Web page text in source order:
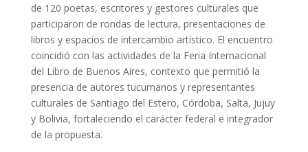
de 120 poetas, escritores y gestores culturales que
participaron de rondas de lectura, presentaciones de
libros y espacios de intercambio artístico. El encuentro
coincidió con las actividades de la Feria Internacional
del Libro de Buenos Aires, contexto que permitió la
presencia de autores tucumanos y representantes
culturales de Santiago del Estero, Córdoba, Salta, Jujuy
y Bolivia, fortaleciendo el carácter federal e integrador
de la propuesta.